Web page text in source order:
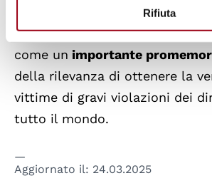
Rifiuta
La giornata del 24 marzo
come un importante
della rilevanza di ottenere la
vittime di gravi violazioni dei
tutto il mondo.
Aggiornato il: 24.03.2025